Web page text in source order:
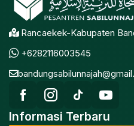
Rancaekek-Kabupaten
+6282116003545
Informasi Terbaru